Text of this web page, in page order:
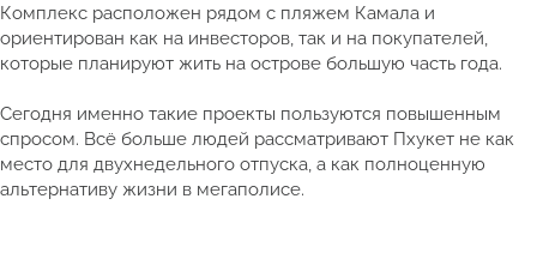
Комплекс расположен рядом с пляжем Камала и
ориентирован как на инвесторов, так и на покупателей,
которые планируют жить на острове большую часть года.
Сегодня именно такие проекты пользуются повышенным
спросом. Всё больше людей рассматривают Пхукет не как
место для двухнедельного отпуска, а как полноценную
альтернативу жизни в мегаполисе.